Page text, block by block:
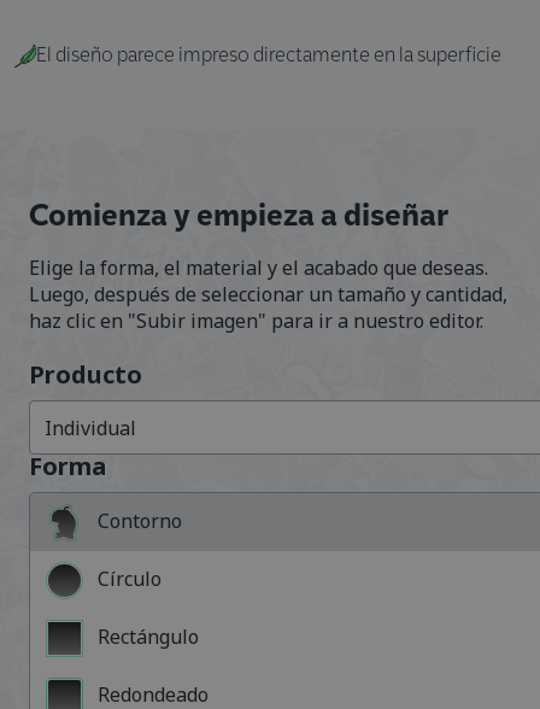
El diseño parece impreso directamente en la superficie
Comienza y empieza a diseñar
Elige la forma, el material y el acabado que deseas.
Luego, después de seleccionar un tamaño y cantidad,
haz clic en "Subir imagen" para ir a nuestro editor.
Producto
Individual
Forma
Contorno
Círculo
Rectángulo
Redondeado